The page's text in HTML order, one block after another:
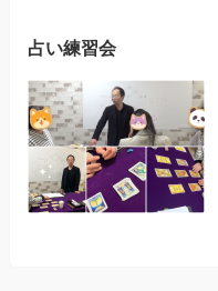
占い練習会